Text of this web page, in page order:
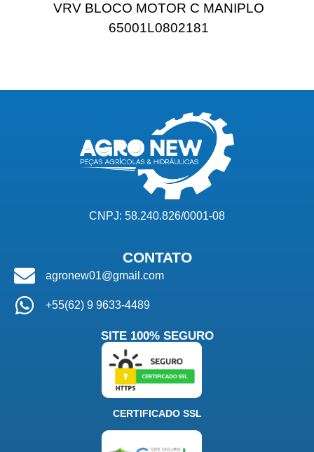
VRV BLOCO MOTOR C MANIPLO
65001L0802181
CNPJ: 58.240.826/0001-08
CONTATO
agronew01@gmail.com
+55(62) 9 9633-4489
SITE 100% SEGURO
CERTIFICADO SSL